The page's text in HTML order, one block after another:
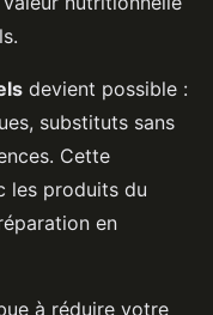
devient possible :
substituts sans
Cette
les produits du
en
à réduire votre